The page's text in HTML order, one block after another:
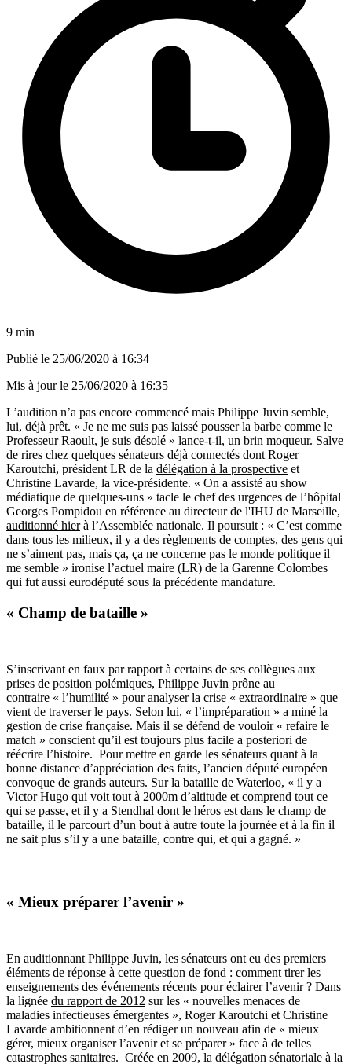
9 min
Publié le 25/06/2020 à 16:34
Mis à jour le 25/06/2020 à 16:35
L’audition n’a pas encore commencé mais Philippe Juvin semble,
lui, déjà prêt. « Je ne me suis pas laissé pousser la barbe comme le
Professeur Raoult, je suis désolé » lance-t-il, un brin moqueur. Salve
de rires chez quelques sénateurs déjà connectés dont Roger
Karoutchi, président LR de la délégation à la prospective et
Christine Lavarde, la vice-présidente. « On a assisté au show
médiatique de quelques-uns » tacle le chef des urgences de l’hôpital
Georges Pompidou en référence au directeur de l'IHU de Marseille,
auditionné hierà l’Assemblée nationale. Il poursuit : « C’est comme
dans tous les milieux, il y a des règlements de comptes, des gens qui
ne s’aiment pas, mais ça, ça ne concerne pas le monde politique il
me semble » ironise l’actuel maire (LR) de la Garenne Colombes
qui fut aussi eurodéputé sous la précédente mandature.
« Champ de bataille »
S’inscrivant en faux par rapport à certains de ses collègues aux
prises de position polémiques, Philippe Juvin prône au
contraire « l’humilité » pour analyser la crise « extraordinaire » que
vient de traverser le pays. Selon lui, « l’impréparation » a miné la
gestion de crise française. Mais il se défend de vouloir « refaire le
match » conscient qu’il est toujours plus facile a posteriori de
réécrire l’histoire. Pour mettre en garde les sénateurs quant à la
bonne distance d’appréciation des faits, l’ancien député européen
convoque de grands auteurs. Sur la bataille de Waterloo, « il y a
Victor Hugo qui voit tout à 2000m d’altitude et comprend tout ce
qui se passe, et il y a Stendhal dont le héros est dans le champ de
bataille, il le parcourt d’un bout à autre toute la journée et à la fin il
ne sait plus s’il y a une bataille, contre qui, et qui a gagné. »
« Mieux préparer l’avenir »
En auditionnant Philippe Juvin, les sénateurs ont eu des premiers
éléments de réponse à cette question de fond : comment tirer les
enseignements des événements récents pour éclairer l’avenir ? Dans
la lignée du rapport de 2012 sur les « nouvelles menaces de
maladies infectieuses émergentes », Roger Karoutchi et Christine
Lavarde ambitionnent d’en rédiger un nouveau afin de « mieux
gérer, mieux organiser l’avenir et se préparer » face à de telles
catastrophes sanitaires. Créée en 2009, la délégation sénatoriale à la